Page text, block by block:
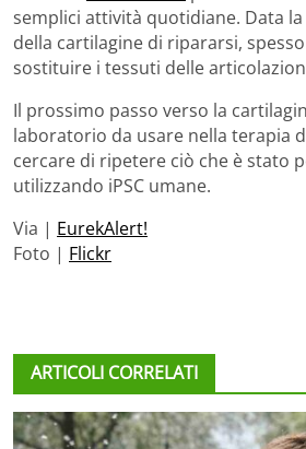
semplici attività quotidiane. Data la
della cartilagine di ripararsi,
sostituire i tessuti delle
Il prossimo passo verso la
laboratorio da usare nella terapia
cercare di ripetere ciò che è stato
utilizzando iPSC umane.
Via | EurekAlert!
Foto | Flickr
ARTICOLI CORRELATI